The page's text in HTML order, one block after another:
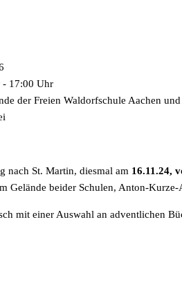
- 17:00 Uhr
der Freien Waldorfschule Aachen
nach St. Martin, diesmal am 16.11.24,
Gelände beider Schulen, Anton-
mit einer Auswahl an adventlichen